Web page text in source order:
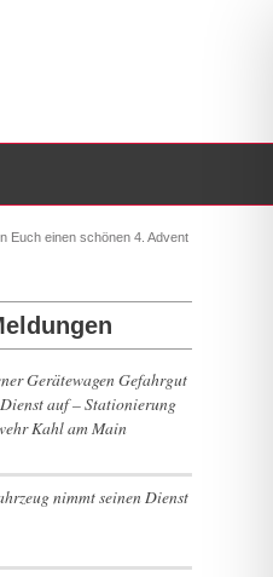
Euch einen schönen 4. Advent
Gerätewagen Gefahrgut
auf – Stationierung
Kahl am Main
nimmt seinen Dienst